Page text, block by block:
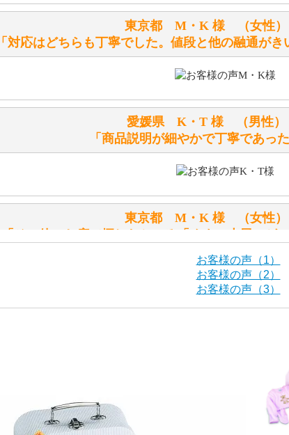
シュタイフのテディベアには、鳴くタイプのテディベアがい
お腹の中にグロウラーという部品を内臓しています。
体をねかせたりおこしたりすると「グーグー」と鳴くタイプ
テディベアのお腹を押すと「キュッキュッ」と音が鳴ります
シュタイフのテディベアには、おなかを押すと「キュッキュ
シュタイフ社製品の実物を見ることはできますか？
当店はネット販売ですので実物をお見せすることができませ
商品は直接海外から届くのですか。受取の際、関税などはか
商品は全て当店へ入荷させたのち欠品を行いお客様宅へお届
関税はすべて当店にて処理しますのでお客様のご負担は一切
東京都 M・K 様 （女
「対応はどちらも丁寧でした。値段と他の融通がき
愛媛県 K・T 様 （男
「商品説明が細やかで丁寧であっ
東京都 M・K 様 （女
千葉県 U・Y 様 （女
「ChatGPTを利用したところ「くまの小屋
お客様の声（1）
お客様の声（2）
お客様の声（3）